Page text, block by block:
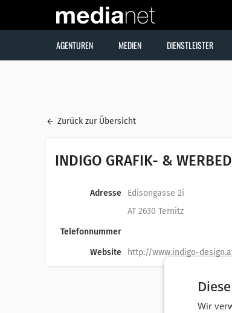
AGENTUREN MEDIEN DIENSTLEISTER
Zurück zur Übersicht
INDIGO GRAFIK- &
Adresse
Edisongasse 2i
AT 2630 Ternitz
Telefonnummer
Website
http://www.indigo-
Wir